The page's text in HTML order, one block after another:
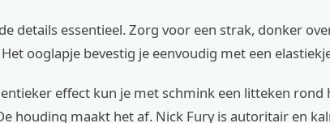
details essentieel. Zorg voor een strak, donker
ooglapje bevestig je eenvoudig met een
effect kun je met schmink een litteken rond
houding maakt het af. Nick Fury is autoritair en